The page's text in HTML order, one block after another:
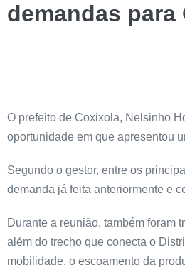
demandas para
O prefeito de Coxixola, Nelsinho
oportunidade em que apresentou
Segundo o gestor, entre os
demanda já feita anteriormente e
Durante a reunião, também foram
além do trecho que conecta o
mobilidade, o escoamento da